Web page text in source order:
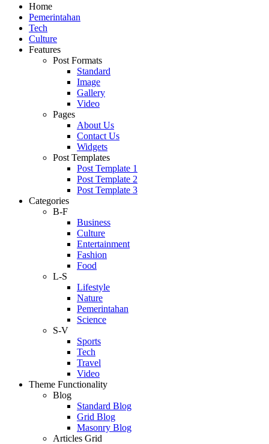
Home
Pemerintahan
Tech
Culture
Features
Post Formats
Standard
Image
Gallery
Video
Pages
About Us
Contact Us
Widgets
Post Templates
Post Template 1
Post Template 2
Post Template 3
Categories
B-F
Business
Culture
Entertainment
Fashion
Food
L-S
Lifestyle
Nature
Pemerintahan
Science
S-V
Sports
Tech
Travel
Video
Theme Functionality
Blog
Standard Blog
Grid Blog
Masonry Blog
Articles Grid